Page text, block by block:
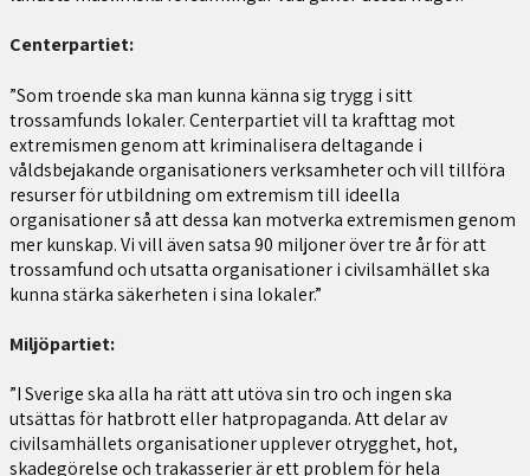
Centerpartiet:
”Som troende ska man kunna känna sig trygg i sitt
trossamfunds lokaler. Centerpartiet vill ta krafttag mot
extremismen genom att kriminalisera deltagande i
våldsbejakande organisationers verksamheter och vill tillföra
resurser för utbildning om extremism till ideella
organisationer så att dessa kan motverka extremismen genom
mer kunskap. Vi vill även satsa 90 miljoner över tre år för att
trossamfund och utsatta organisationer i civilsamhället ska
kunna stärka säkerheten i sina lokaler.”
Miljöpartiet:
”I Sverige ska alla ha rätt att utöva sin tro och ingen ska
utsättas för hatbrott eller hatpropaganda. Att delar av
civilsamhällets organisationer upplever otrygghet, hot,
skadegörelse och trakasserier är ett problem för hela